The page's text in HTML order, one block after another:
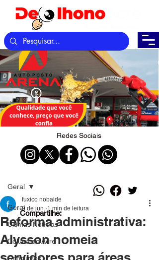
Redes Sociais
Geral
Últimas Notícias
Coluna do Acre
Concursos
Geral
Reforma administrativa:
Alysson nomeia
fuxico nobalde
9 de jun. 1 min de leitura
Compartilhe: